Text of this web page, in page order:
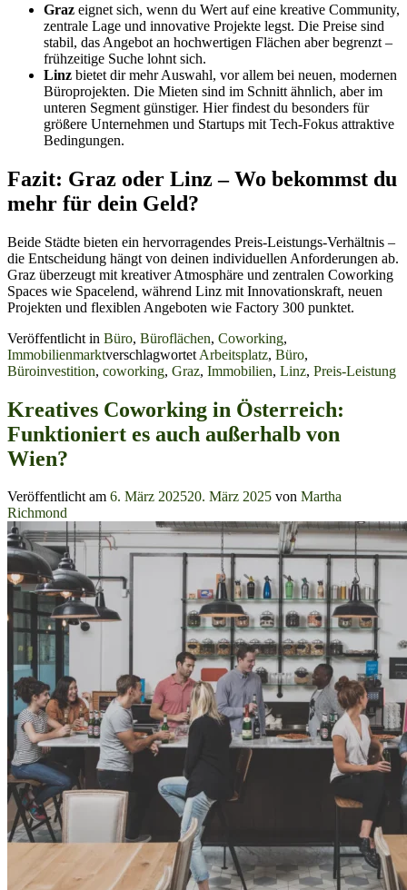
Graz eignet sich, wenn du Wert auf eine kreative Community,
zentrale Lage und innovative Projekte legst. Die Preise sind
stabil, das Angebot an hochwertigen Flächen aber begrenzt –
frühzeitige Suche lohnt sich.
Linz bietet dir mehr Auswahl, vor allem bei neuen, modernen
Büroprojekten. Die Mieten sind im Schnitt ähnlich, aber im
unteren Segment günstiger. Hier findest du besonders für
größere Unternehmen und Startups mit Tech-Fokus attraktive
Bedingungen.
Fazit: Graz oder Linz – Wo bekommst du
mehr für dein Geld?
Beide Städte bieten ein hervorragendes Preis-Leistungs-Verhältnis –
die Entscheidung hängt von deinen individuellen Anforderungen ab.
Graz überzeugt mit kreativer Atmosphäre und zentralen Coworking
Spaces wie Spacelend, während Linz mit Innovationskraft, neuen
Projekten und flexiblen Angeboten wie Factory 300 punktet.
Veröffentlicht in Büro, Büroflächen, Coworking,
Immobilienmarktverschlagwortet Arbeitsplatz, Büro,
Büroinvestition, coworking, Graz, Immobilien, Linz, Preis-Leistung
Kreatives Coworking in Österreich:
Funktioniert es auch außerhalb von
Wien?
Veröffentlicht am 6. März 202520. März 2025 von Martha
Richmond